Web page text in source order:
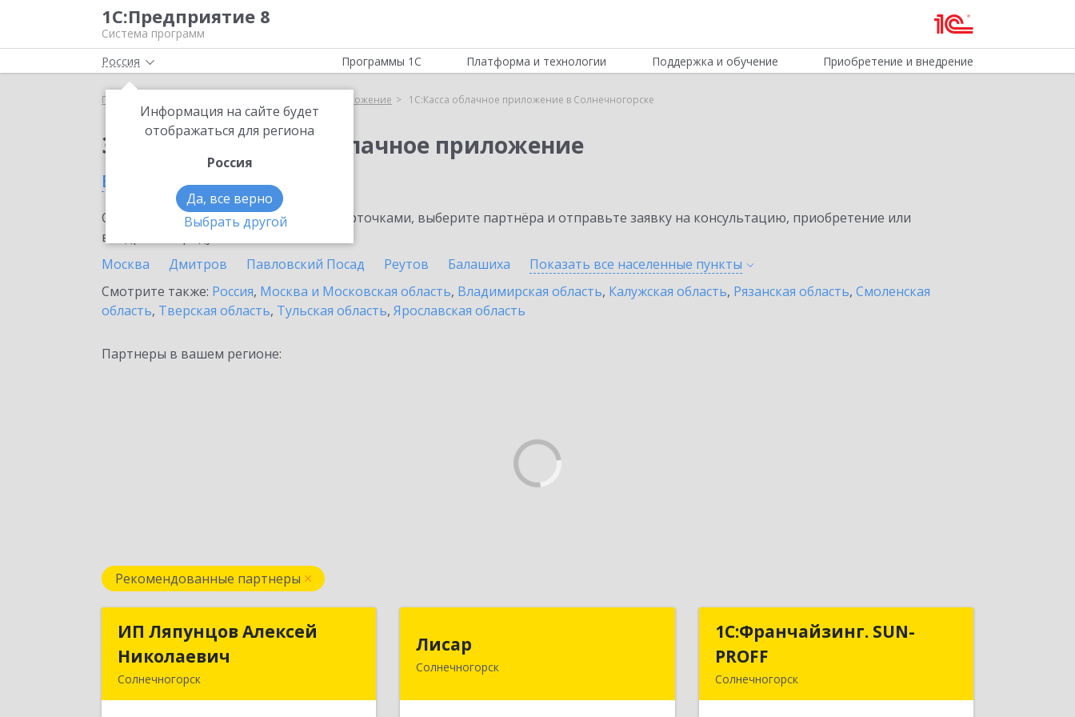
1С:Предприятие 8
Система программ
Россия
Информация на сайте будет
отображаться для региона
Россия
Да, все верно
Выбрать другой
Программы 1С Платформа и технологии Поддержка и обучение Приобретение и внедрение
Главная 1С:Касса облачное приложение 1С:Касса облачное приложение в Солнечногорске
Заказать 1С:Касса облачное приложение
в Солнечногорске
Ознакомьтесь с информационными карточками, выберите партнёра и отправьте заявку на консультацию, приобретение или
внедрение продукта.
Москва
Дмитров Павловский Посад Реутов Балашиха Показать все населенные пункты
Смотрите также: Россия, Москва и Московская область, Владимирская область, Калужская область, Рязанская область, Смоленская
область, Тверская область, Тульская область, Ярославская область
Партнеры в вашем регионе:
Рекомендованные партнеры
ИП Ляпунцов Алексей
Николаевич
Солнечногорск
ИП Ляпунцов Алексей
Лисар
Солнечногорск
1С:Франчайзинг. SUN-
PROFF
Солнечногорск
1С:Франчайзинг. SUN-